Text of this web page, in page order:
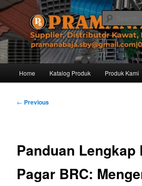
Skip
to
primary
contentPramana Baja
Kawat –
Distributor dari Pabrik Besi Baja, Supplier
dan Pemesanan hub. Ibu Rinanti
Amanah, dan pelayanan yg ramah, kami siap
besi anda.
Home Katalog Produk Produk Kami
Post
← Previous
Panduan Lengkap
Pagar BRC: